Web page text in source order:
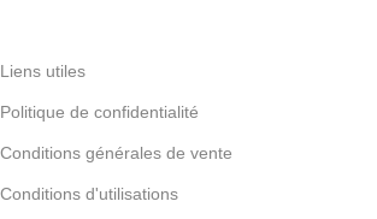
Liens utiles
Politique de confidentialité
Conditions générales de vente
Conditions d'utilisations